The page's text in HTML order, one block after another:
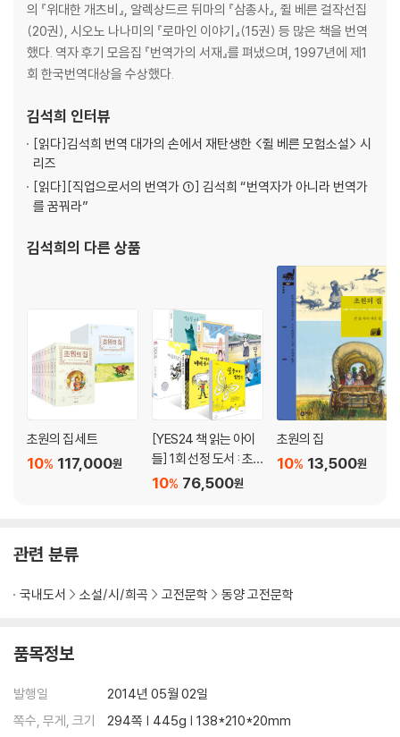
의 『위대한 개츠비』, 알렉상드르 뒤마의 『삼총사』, 쥘 베른 걸작선집
(20권), 시오노 나나미의 『로마인 이야기』(15권) 등 많은 책을 번역
했다. 역자 후기 모음집 『번역가의 서재』를 펴냈으며, 1997년에 제1
회 한국번역대상을 수상했다.
김석희 인터뷰
[읽다]김석희 번역 대가의 손에서 재탄생한 <쥘 베른 모험소설> 시
리즈
[읽다][직업으로서의 번역가 ①] 김석희 “번역자가 아니라 번역가
를 꿈꿔라”
김석희의 다른 상품
초원의 집 세트
117,000원
10%
[YES24 책 읽는 아이
들] 1회 선정 도서 : 초
등 3~4학년 세트
76,500원
10%
초원의 집
13,500원
10%
관련 분류
국내도서 소설/시/희곡 고전문학 동양 고전문학
품목정보
발행일
2014년 05월 02일
쪽수, 무게, 크기
294쪽 | 445g | 138*210*20mm